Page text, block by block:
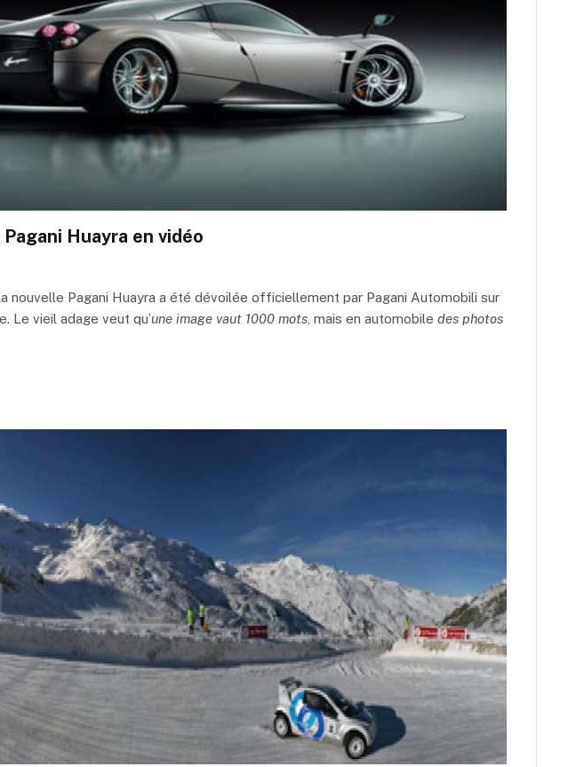
Huayra en vidéo
nouvelle Pagani Huayra a été dévoilée officiellement par Pagani Automobili sur
Le vieil adage veut qu’une image vaut 1000 mots , mais en automobile des photos